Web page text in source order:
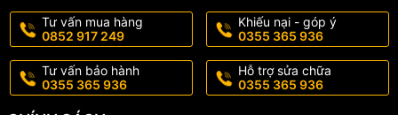
đóng
Rơi êm
Thời gian rơi
êm
5 – 20 giây
Xuất xứ
Việt Nam
Kích thước
Theo bản vẽ sản
Tư vấn mua hàng
0852 917 249
Khiếu nại - góp ý
0355 365 936
Tư vấn bảo hành
0355 365 936
Hỗ trợ sửa chữa
0355 365 936